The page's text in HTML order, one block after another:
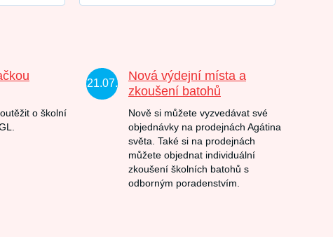
o školní
21.07.
Nová výdejní místa a
zkoušení batohů
Nově si můžete vyzvedávat své
objednávky na prodejnách Agátina
světa. Také si na prodejnách
můžete objednat individuální
zkoušení školních batohů s
odborným poradenstvím.